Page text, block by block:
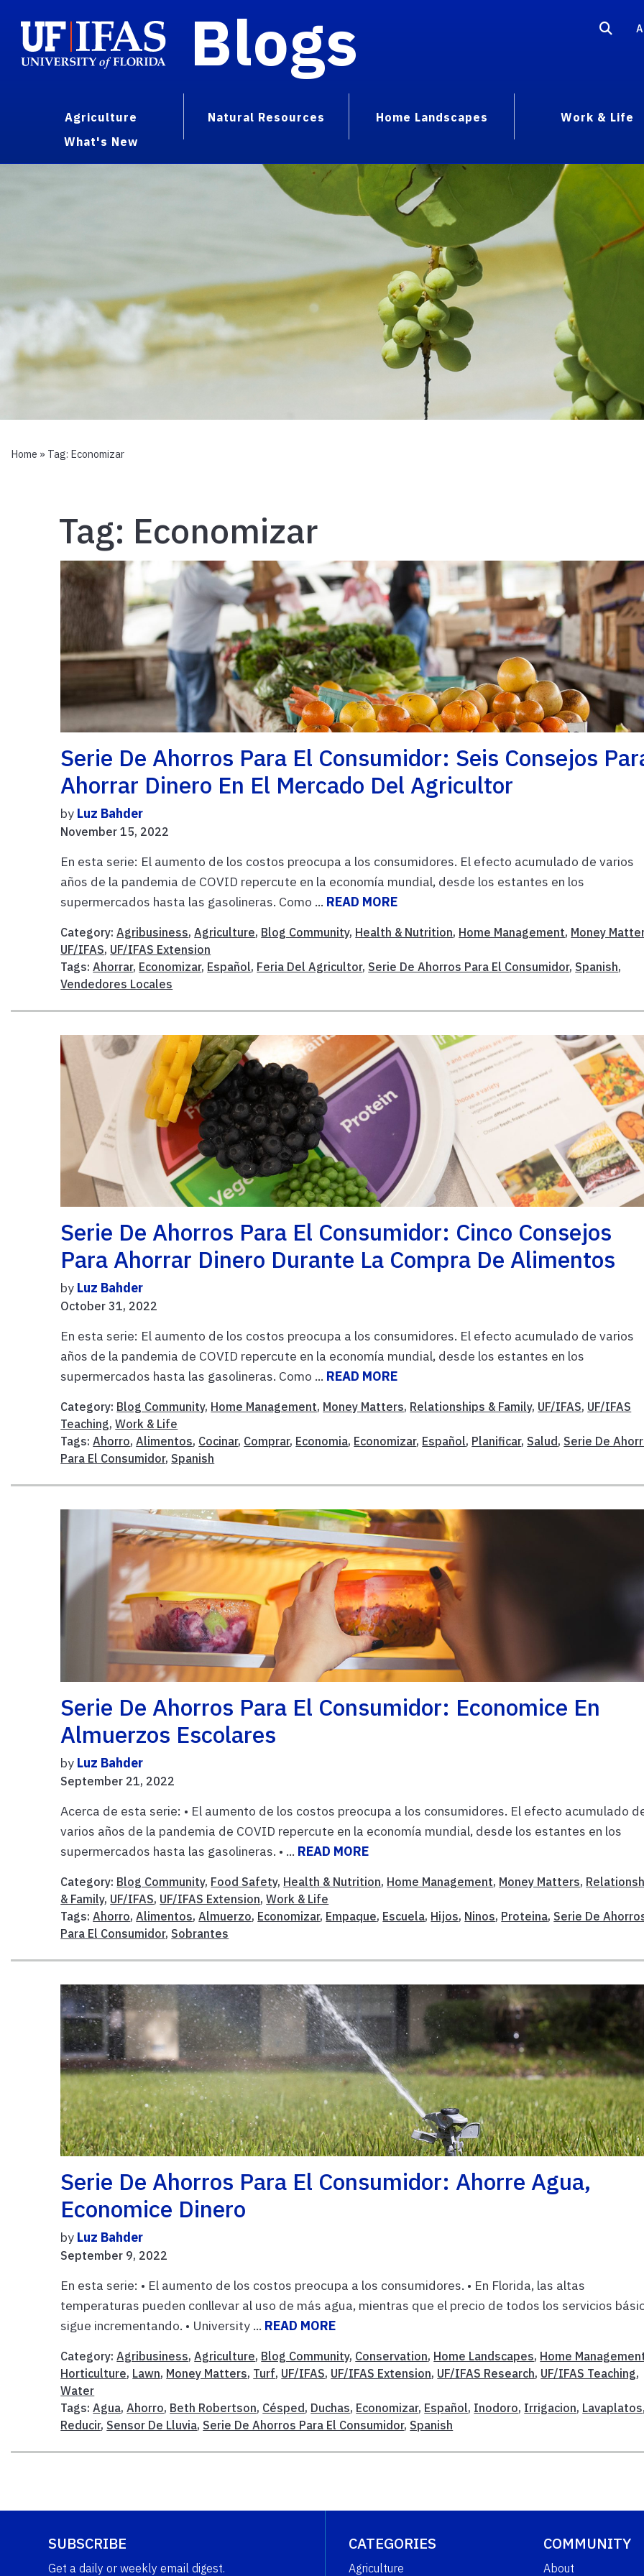
Blogs
Agriculture Natural Resources Home Landscapes
Work & Life
What's New
Home » Tag: Economizar
Tag: Economizar
Serie De Ahorros Para El Consumidor: Seis Consejos
Ahorrar Dinero En El Mercado Del Agricultor
by Luz Bahder
November 15, 2022
En esta serie: El aumento de los costos preocupa a los consumidores. El efecto acumulado de varios
años de la pandemia de COVID repercute en la economía mundial, desde los estantes en los
supermercados hasta las gasolineras. Como ... READ MORE
Category:Agribusiness,Agriculture, Blog Community, Health & Nutrition, Home Management, Money
UF/IFAS, UF/IFAS Extension
Tags:Ahorrar, Economizar, Español, Feria Del Agricultor, Serie De Ahorros Para El Consumidor, Spanish,
Vendedores Locales
Serie De Ahorros Para El Consumidor: Cinco Consejos
Para Ahorrar Dinero Durante La Compra De Alimentos
by Luz Bahder
October 31, 2022
En esta serie: El aumento de los costos preocupa a los consumidores. El efecto acumulado de varios
años de la pandemia de COVID repercute en la economía mundial, desde los estantes en los
supermercados hasta las gasolineras. Como ... READ MORE
Category: Blog Community, Home Management, Money Matters, Relationships & Family, UF/IFAS, UF/IFAS
Teaching,Work & Life
Tags:Ahorro,Alimentos, Cocinar, Comprar, Economia, Economizar, Español, Planificar, Salud , Serie De
Para El Consumidor, Spanish
Serie De Ahorros Para El Consumidor: Economice En
Almuerzos Escolares
by Luz Bahder
September 21, 2022
Acerca de esta serie: • El aumento de los costos preocupa a los consumidores. El efecto acumulado
varios años de la pandemia de COVID repercute en la economía mundial, desde los estantes en los
supermercados hasta las gasolineras. • ... READ MORE
Category: Blog Community, Food Safety, Health & Nutrition, Home Management, Money Matters,
& Family, UF/IFAS, UF/IFAS Extension,Work & Life
Tags:Ahorro,Alimentos,Almuerzo, Economizar, Empaque, Escuela, Hijos, Ninos, Proteina, Serie De
Para El Consumidor, Sobrantes
Serie De Ahorros Para El Consumidor: Ahorre Agua,
Economice Dinero
by Luz Bahder
September 9, 2022
En esta serie: • El aumento de los costos preocupa a los consumidores. • En Florida, las altas
temperaturas pueden conllevar al uso de más agua, mientras que el precio de todos los servicios
sigue incrementando. • University ... READ MORE
Category:Agribusiness,Agriculture, Blog Community, Conservation, Home Landscapes, Home
Horticulture, Lawn, Money Matters, Turf, UF/IFAS, UF/IFAS Extension, UF/IFAS Research, UF/IFAS Teaching,
Water
Tags:Agua,Ahorro, Beth Robertson, Césped, Duchas, Economizar, Español, Inodoro, Irrigacion, Lavaplatos
Reducir, Sensor De Lluvia, Serie De Ahorros Para El Consumidor, Spanish
SUBSCRIBE
Get a daily or weekly email digest.
CATEGORIES
Agriculture
COMMUNITY
About